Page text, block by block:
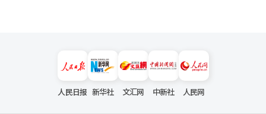
人民日报 新华社 文汇网 中新社 人民网